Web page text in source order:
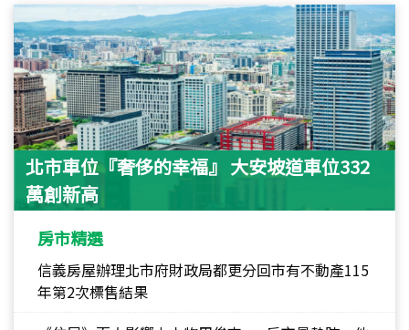
北市車位『奢侈的幸福』 大安坡道車位332
萬創新高
房市精選
信義房屋辦理北市府財政局都更分回市有不動產115
年第2次標售結果